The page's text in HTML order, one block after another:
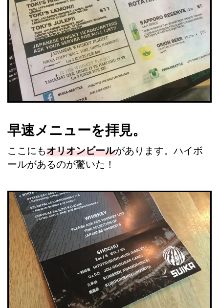
早速メニューを拝見。
ここにもオリオンビールがあります。ハイボ
ールがあるのが驚いた！